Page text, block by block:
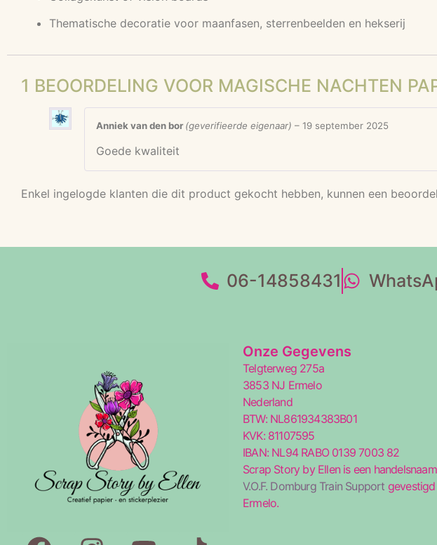
Thematische decoratie voor maanfasen, sterrenbeelden en hekserij
1 BEOORDELING VOOR MAGISCHE NACHTEN
Anniek van den bor(geverifieerde eigenaar) – 19 september 2025
Goede kwaliteit
Enkel ingelogde klanten die dit product gekocht hebben, kunnen een
06-14858431
Onze Gegevens
Telgterweg 275a
3853 NJ Ermelo
Nederland
BTW: NL861934383B01
KVK: 81107595
IBAN: NL94 RABO 0139 7003 82
Scrap Story by Ellen is een
V.O.F. Domburg Train Support
Ermelo.